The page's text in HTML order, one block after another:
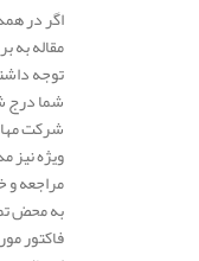
اگر در
مقاله
توجه
شما درج
شرکت
ویژه نیز
مراجعه و
به محض
فاکتور